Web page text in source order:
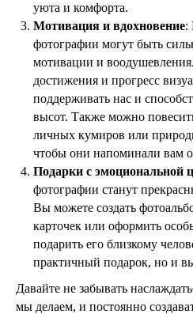
уюта и комфорта.
Мотивация и вдохновение:
фотографии могут быть
мотивации и
достижения и прогресс
поддерживать нас и
высот. Также можно
личных кумиров или
чтобы они напоминали вам
Подарки с эмоциональной
фотографии станут
Вы можете создать
карточек или оформить
подарить его близкому
практичный подарок, но и
Давайте не забывать
мы делаем, и постоянно